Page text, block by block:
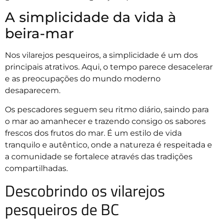
A simplicidade da vida à
beira-mar
Nos vilarejos pesqueiros, a simplicidade é um dos
principais atrativos. Aqui, o tempo parece desacelerar
e as preocupações do mundo moderno
desaparecem.
Os pescadores seguem seu ritmo diário, saindo para
o mar ao amanhecer e trazendo consigo os sabores
frescos dos frutos do mar. É um estilo de vida
tranquilo e autêntico, onde a natureza é respeitada e
a comunidade se fortalece através das tradições
compartilhadas.
Descobrindo os vilarejos
pesqueiros de BC